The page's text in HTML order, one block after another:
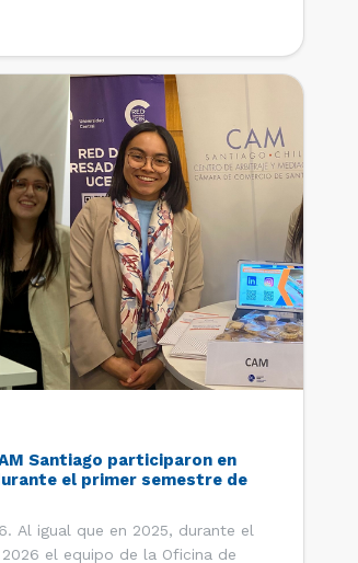
(CCS) han recibido la visita de
Santiago participaron en
el primer semestre de
Al igual que en 2025, durante el
el equipo de la Oficina de